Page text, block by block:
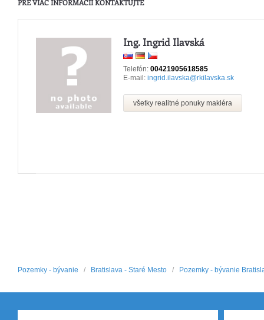
PRE VIAC INFORMÁCIÍ KONTAKTUJTE
Ing. Ingrid Ilavská
Telefón: 00421905618585
E-mail: ingrid.ilavska@rkilavska.sk
všetky realitné ponuky makléra
Pozemky - bývanie / Bratislava - Staré Mesto / Pozemky - bývanie